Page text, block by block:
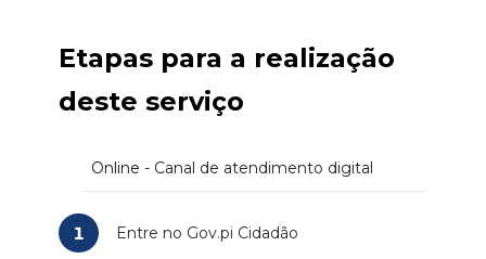
Etapas para a realização
deste serviço
Online - Canal de atendimento digital
1 Entre no Gov.pi Cidadão